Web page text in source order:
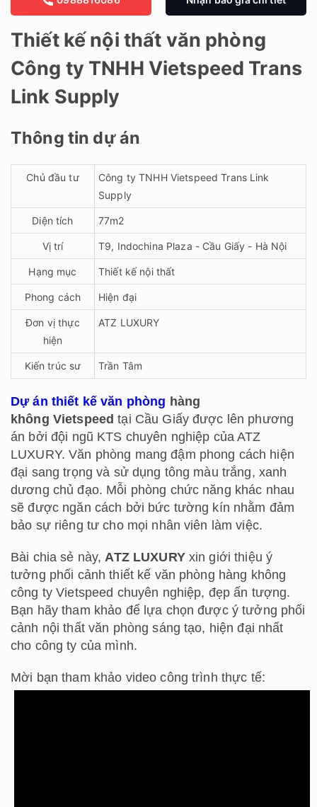
Thiết kế nội thất văn phòng
Công ty TNHH Vietspeed Trans
Link Supply
Thông tin dự án
Chủ đầu tư
Công ty TNHH Vietspeed Trans Link
Supply
Diện tích 77m2
Vị trí T9, Indochina Plaza - Cầu Giấy - Hà Nội
Hạng mục Thiết kế nội thất
Phong cách Hiện đại
Đơn vị thực
hiện
ATZ LUXURY
Kiến trúc sư Trần Tâm
Dự án thiết kế văn phòng hàng
không Vietspeed tại Cầu Giấy được lên phương
án bởi đội ngũ KTS chuyên nghiệp của ATZ
LUXURY. Văn phòng mang đậm phong cách hiện
đại sang trọng và sử dụng tông màu trắng, xanh
dương chủ đạo. Mỗi phòng chức năng khác nhau
sẽ được ngăn cách bởi bức tường kín nhằm đảm
bảo sự riêng tư cho mọi nhân viên làm việc.
Bài chia sẻ này,ATZ LUXURYxin giới thiệu ý
tưởng phối cảnh thiết kế văn phòng hàng không
công ty Vietspeed chuyên nghiệp, đẹp ấn tượng.
Bạn hãy tham khảo để lựa chọn được ý tưởng phối
cảnh nội thất văn phòng sáng tạo, hiện đại nhất
cho công ty của mình.
Mời bạn tham khảo video công trình thực tế: